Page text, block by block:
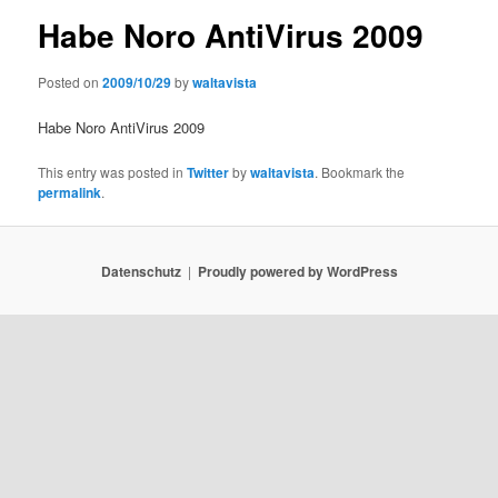
Habe Noro AntiVirus 2009
Posted on2009/10/29bywaltavista
Habe Noro AntiVirus 2009
This entry was posted inTwitterbywaltavista. Bookmark the
permalink.
Datenschutz Proudly powered by WordPress